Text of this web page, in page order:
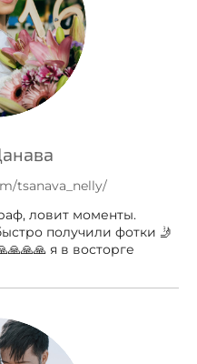
tsanava_nelly/
ловит моменты.
получили фотки 🤳
я в восторге